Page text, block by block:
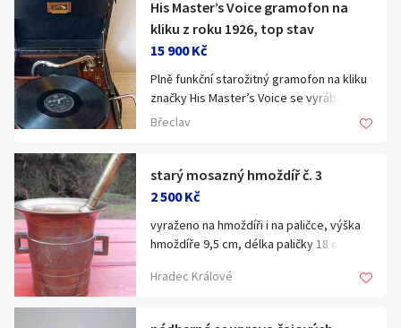
His Master’s Voice gramofon na
kliku z roku 1926, top stav
15 900 Kč
Plně funkční starožitný gramofon na kliku
značky His Master’s Voice se vyráběl v k
letech 1926 – 1929 a je ve výjimečně
nachází slavné logo His Master’s Voice s
ikonickým motivem psa Nippera, který
zesnulého pána. Toto ikonické logo má
symbolizovat kvalitu zvukové
reprodukce dobových gramofonů His
Master’s Voice, protože pejsek hlas
poznává.
Břeclav
starý mosazný hmoždíř č. 3
2 500 Kč
vyraženo na hmoždíři i na paličce, výška
hmoždíře 9,5 cm, délka paličky 18 cm.
Hradec Králové
Nabídka/poptávka